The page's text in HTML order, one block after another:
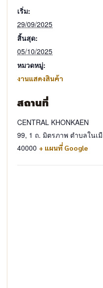
เริ่ม:
29/09/2025
สิ้นสุด:
05/10/2025
หมวดหมู่:
งานแสดงสินค้า
สถานที่
CENTRAL KHONKAEN
99, 1 ถ. มิตรภาพ ตำบลในเ
40000 + แผนที่ Google